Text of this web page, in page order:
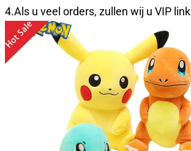
4.Als u veel orders, zullen wij u VIP link